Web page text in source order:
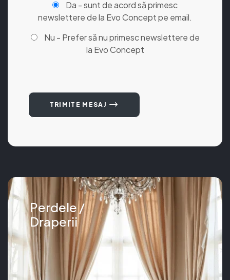
Da - sunt de acord să primesc
newslettere de la Evo Concept pe email.
Nu - Prefer să nu primesc newslettere de
la Evo Concept
TRIMITE MESAJ
Perdele /
Draperii